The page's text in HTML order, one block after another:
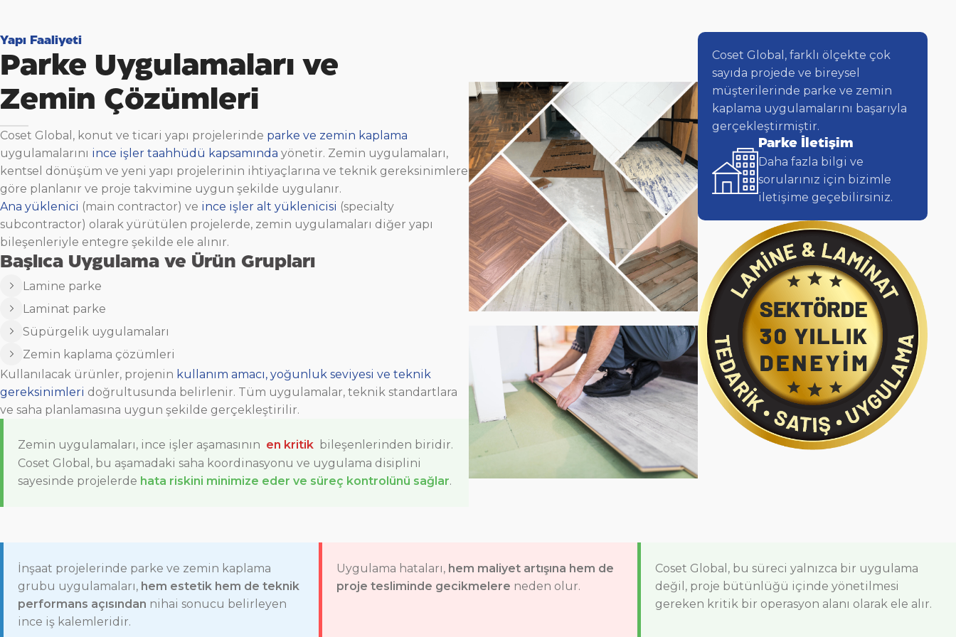
Yapı Faaliyeti
Parke Uygulamaları ve
Zemin Çözümleri
Coset Global, konut ve ticari yapı projelerinde parke ve zemin kaplama
uygulamalarını ince işler taahhüdü kapsamında yönetir. Zemin uygulamaları,
kentsel dönüşüm ve yeni yapı projelerinin ihtiyaçlarına ve teknik gereksinimlere
göre planlanır ve proje takvimine uygun şekilde uygulanır.
Ana yüklenici (main contractor) ve ince işler alt yüklenicisi (specialty
subcontractor) olarak yürütülen projelerde, zemin uygulamaları diğer yapı
bileşenleriyle entegre şekilde ele alınır.
Başlıca Uygulama ve Ürün Grupları
Lamine parke
Laminat parke
Süpürgelik uygulamaları
Zemin kaplama çözümleri
Kullanılacak ürünler, projenin kullanım amacı, yoğunluk seviyesi ve teknik
gereksinimleri doğrultusunda belirlenir. Tüm uygulamalar, teknik standartlara
ve saha planlamasına uygun şekilde gerçekleştirilir.
Zemin uygulamaları, ince işler aşamasının en kritik bileşenlerinden biridir.
Coset Global, bu aşamadaki saha koordinasyonu ve uygulama disiplini
sayesinde projelerde hata riskini minimize eder ve süreç kontrolünü sağlar.
Coset Global, farklı ölçekte çok
sayıda projede ve bireysel
müşterilerinde parke ve zemin
kaplama uygulamalarını başarıyla
gerçekleştirmiştir.
Parke İletişim
Daha fazla bilgi ve
sorularınız için bizimle
iletişime geçebilirsiniz.
İnşaat projelerinde parke ve zemin kaplama
grubu uygulamaları, hem estetik hem de teknik
performans açısından nihai sonucu belirleyen
ince iş kalemleridir.
Uygulama hataları, hem maliyet artışına hem de
proje tesliminde gecikmelere neden olur.
Coset Global, bu süreci yalnızca bir uygulama
değil, proje bütünlüğü içinde yönetilmesi
gereken kritik bir operasyon alanı olarak ele alır.